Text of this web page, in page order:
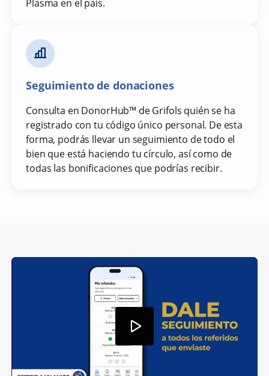
Plasma en el país.
Seguimiento de donaciones
Consulta en DonorHub™ de Grifols quién se ha
registrado con tu código único personal. De esta
forma, podrás llevar un seguimiento de todo el
bien que está haciendo tu círculo, así como de
todas las bonificaciones que podrías recibir.
P